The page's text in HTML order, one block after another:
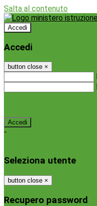
Salta al contenuto
Accedi
Accedi
button close ×
-
Seleziona utente
button close ×
Recupero password